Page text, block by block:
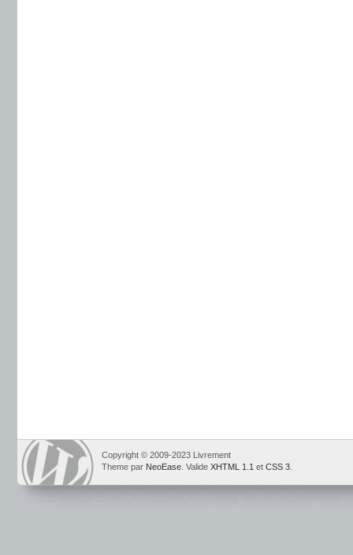
Copyright © 2009-2023 Livrement
Theme par NeoEase . Valide XHTML 1.1 et CSS 3